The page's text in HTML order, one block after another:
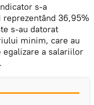
s-a
36,95%
s-au datorat
minim, care au
egalizare a salariilor